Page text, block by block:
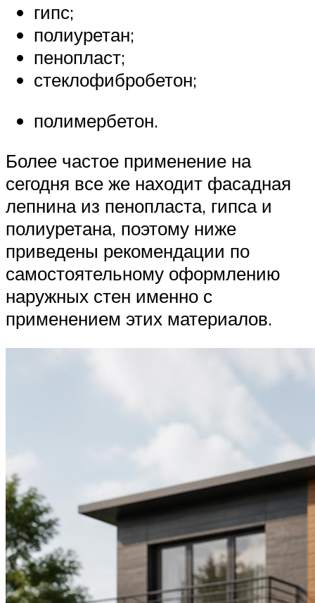
гипс;
полиуретан;
пенопласт;
стеклофибробетон;
полимербетон.
Более частое применение на
сегодня все же находит фасадная
лепнина из пенопласта, гипса и
полиуретана, поэтому ниже
приведены рекомендации по
самостоятельному оформлению
наружных стен именно с
применением этих материалов.